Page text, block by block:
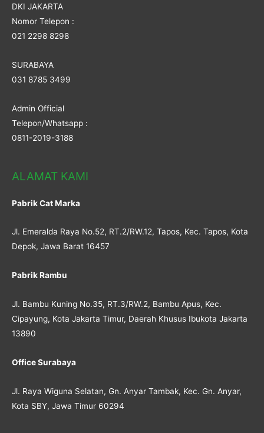
DKI JAKARTA
Nomor Telepon :
021 2298 8298
SURABAYA
031 8785 3499
Admin Official
Telepon/Whatsapp :
0811-2019-3188
ALAMAT KAMI
Pabrik Cat Marka
Jl. Emeralda Raya No.52, RT.2/RW.12, Tapos, Kec. Tapos, Kota
Depok, Jawa Barat 16457
Pabrik Rambu
Jl. Bambu Kuning No.35, RT.3/RW.2, Bambu Apus, Kec.
Cipayung, Kota Jakarta Timur, Daerah Khusus Ibukota Jakarta
13890
Office Surabaya
Jl. Raya Wiguna Selatan, Gn. Anyar Tambak, Kec. Gn. Anyar,
Kota SBY, Jawa Timur 60294